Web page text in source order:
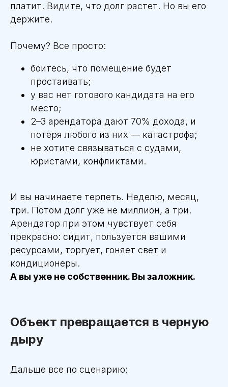
платит. Видите, что долг растет. Но вы его
держите.
Почему? Все просто:
боитесь, что помещение будет
простаивать;
у вас нет готового кандидата на его
место;
2–3 арендатора дают 70% дохода, и
потеря любого из них — катастрофа;
не хотите связываться с судами,
юристами, конфликтами.
И вы начинаете терпеть. Неделю, месяц,
три. Потом долг уже не миллион, а три.
Арендатор при этом чувствует себя
прекрасно: сидит, пользуется вашими
ресурсами, торгует, гоняет свет и
кондиционеры.
А вы уже не собственник. Вы заложник.
Объект превращается в черную
дыру
Дальше все по сценарию: